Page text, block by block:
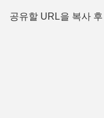
공유할 URL을 복사